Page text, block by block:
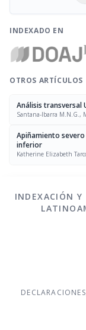
INDEXADO EN
OTROS ARTÍCULOS
Análisis transversal
Santana-Ibarra M.N.G.,
Apiñamiento
inferior
Katherine Elizabeth
INDEXACIÓN